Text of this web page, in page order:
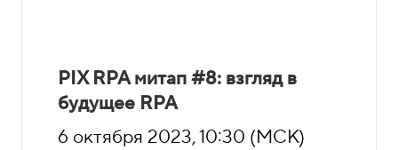
PIX RPA митап #8: взгляд в
будущее RPA
6 октября 2023, 10:30 (МСК)